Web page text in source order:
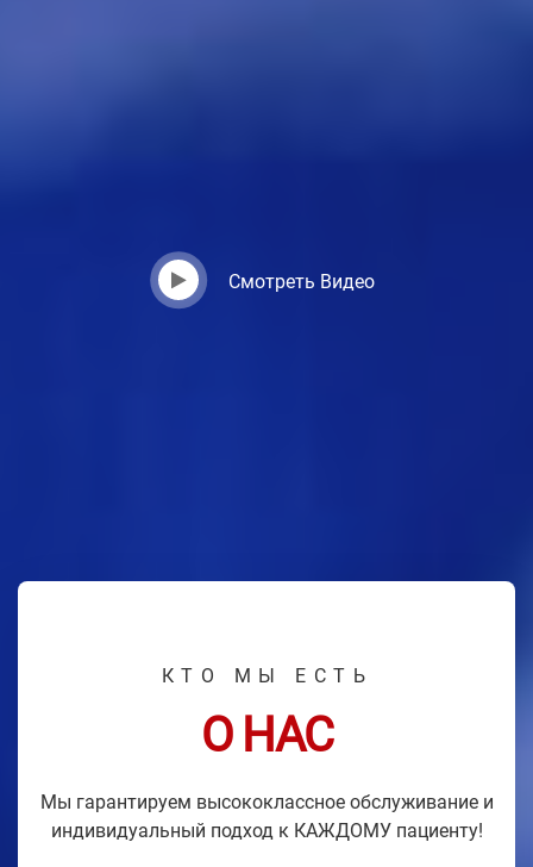
Смотреть Видео
КТО МЫ ЕСТЬ
О НАС
Мы гарантируем высококлассное обслуживание и
индивидуальный подход к КАЖДОМУ пациенту!